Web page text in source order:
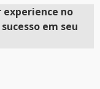
no
em seu